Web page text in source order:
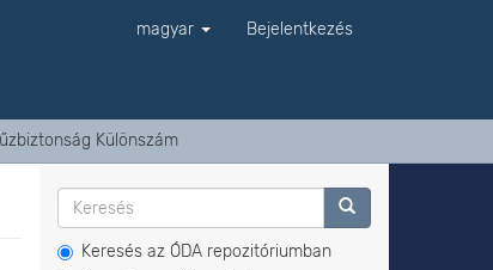
magyar Bejelentkezés
Különszám
Keresés az ÓDA repozitóriumban